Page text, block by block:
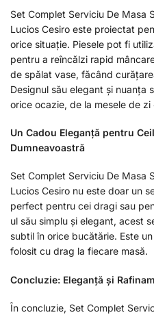
Set Complet Serviciu De Masa
Lucios Cesiro este proiectat
orice situație. Piesele pot fi
pentru a reîncălzi rapid
de spălat vase, făcând
Designul său elegant și nuanța
orice ocazie, de la mesele de
Un Cadou Eleganță pentru
Dumneavoastră
Set Complet Serviciu De Masa
Lucios Cesiro nu este doar un
perfect pentru cei dragi sau
ul său simplu și elegant, acest
subtil în orice bucătărie. Este
folosit cu drag la fiecare masă.
Concluzie: Eleganță și
În concluzie, Set Complet